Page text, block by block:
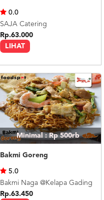
LIHAT
0.0
SAJA Catering
Rp.63.000
Minimal : Rp 500rb
Bakmi Goreng
5.0
Bakmi Naga @Kelapa Gading
Rp.63.450